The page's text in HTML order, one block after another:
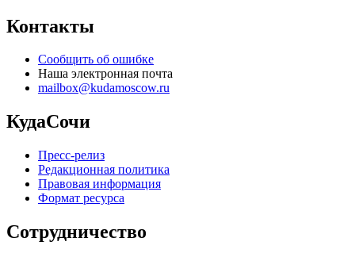
Контакты
Сообщить об ошибке
Наша электронная почта
mailbox@kudamoscow.ru
КудаСочи
Пресс-релиз
Редакционная политика
Правовая информация
Формат ресурса
Сотрудничество